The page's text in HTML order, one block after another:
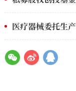
医疗器械委托生